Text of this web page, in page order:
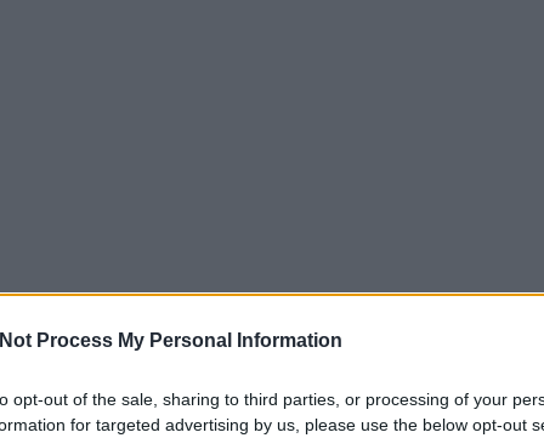
Process My Personal Information
opt-out of the sale, sharing to third parties, or processing of your
for targeted advertising by us, please use the below opt-out
oldalt
héjak, amelyek gyönyörű mosolyt varázsolnak
színvonalon.
oldalt
hírekkel szolgál a mesterséges intelligencia
Keresőmarketing, Online marketing, weboldal készítés